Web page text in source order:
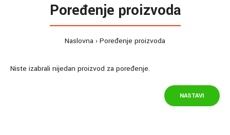
Poređenje proizvoda
Naslovna Poređenje proizvoda
Niste izabrali nijedan proizvod za poređenje.
NASTAVI